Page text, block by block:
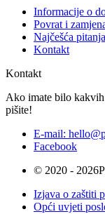
Informacije o
Povrat i
Najčešća pitanja
Kontakt
Kontakt
Ako imate bilo
pišite!
E-mail:
Facebook
© 2020 -
Izjava o zaštiti
Opći uvjeti